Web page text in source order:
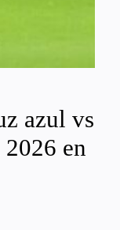
azul vs
en